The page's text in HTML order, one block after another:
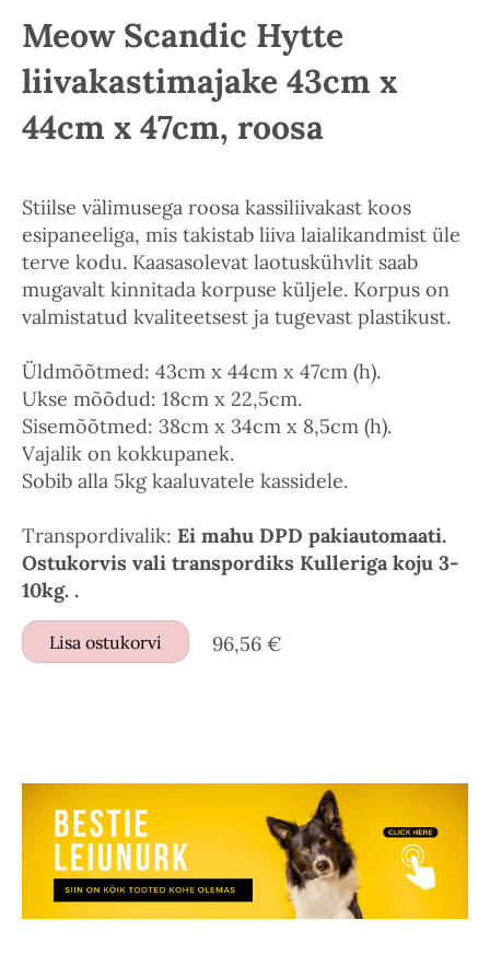
Meow Scandic Hytte
liivakastimajake 43cm x
44cm x 47cm, roosa
Stiilse välimusega roosa kassiliivakast koos
esipaneeliga, mis takistab liiva laialikandmist üle
terve kodu. Kaasasolevat laotuskühvlit saab
mugavalt kinnitada korpuse küljele. Korpus on
valmistatud kvaliteetsest ja tugevast plastikust.
Üldmõõtmed: 43cm x 44cm x 47cm (h).
Ukse mõõdud: 18cm x 22,5cm.
Sisemõõtmed: 38cm x 34cm x 8,5cm (h).
Vajalik on kokkupanek.
Sobib alla 5kg kaaluvatele kassidele.
Transpordivalik: Ei mahu DPD pakiautomaati.
Ostukorvis vali transpordiks Kulleriga koju 3-
10kg. .
Lisa ostukorvi 96,56 €